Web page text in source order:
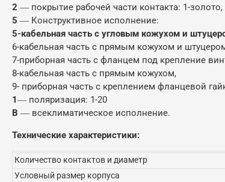
2 ― покрытие рабочей части контакта: 1-золото,
5 ― Конструктивное исполнение:
5-кабельная часть с угловым кожухом и
6-кабельная часть с прямым кожухом и
7-приборная часть с фланцем под крепление
8-кабельная часть с прямым кожухом,
9- приборная часть с креплением фланцевой
1― поляризация: 1-20
В ― всеклиматическое исполнение.
Технические характеристики:
Количество контактов и диаметр
Условный размер корпуса